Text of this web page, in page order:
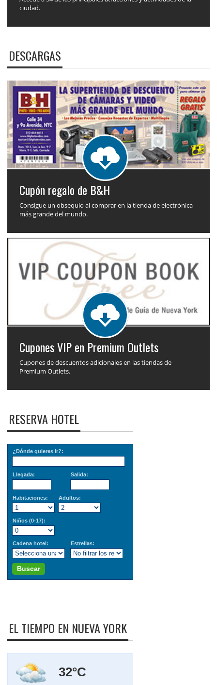
ciudad.
DESCARGAS
Cupón regalo de B&H
Consigue un obsequio al comprar en la tienda de electrónica
más grande del mundo.
Cupones VIP en Premium Outlets
Cupones de descuentos adicionales en las tiendas de
Premium Outlets.
RESERVA HOTEL
¿Dónde quieres ir?:
Llegada: Salida:
Habitaciones: Adultos:
Niños (0-17):
Cadena hotel: Estrellas:
Buscar
EL TIEMPO EN NUEVA YORK
32°C